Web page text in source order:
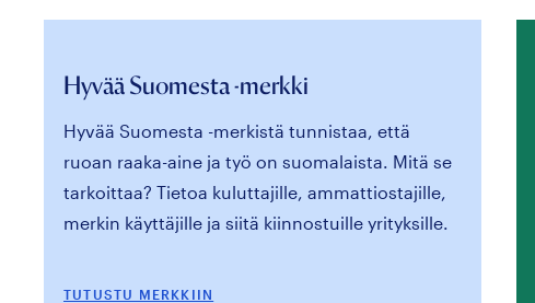
Hyvää Suomesta -merkki
Hyvää Suomesta -merkistä tunnistaa, että
ruoan raaka-aine ja työ on suomalaista. Mitä se
tarkoittaa? Tietoa kuluttajille, ammattiostajille,
merkin käyttäjille ja siitä kiinnostuille yrityksille.
TUTUSTU MERKKIIN